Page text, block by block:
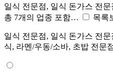
일식 전문점, 일식 돈가스 전문
총 7개의 업종 포함…
목록
일식 전문점, 일식 돈가스 전
식, 라멘/우동/소바, 초밥 전문